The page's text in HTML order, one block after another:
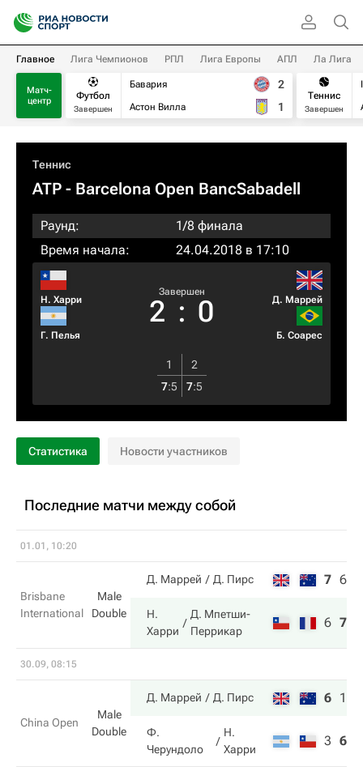
Главное Лига Чемпионов РПЛ Лига Европы АПЛ Ла Лига
Матч-
центр
Футбол
Завершен
Бавария
Астон Вилла
2
1
Теннис
Завершен
Теннис
ATP - Barcelona Open BancSabadell
Раунд:
1/8 финала
Время начала:
24.04.2018 в 17:10
Н. Харри
Г. Пелья
Завершен
2 : 0 Д. Маррей
Б. Соарес
1
2
7:5 7:5
Статистика Новости участников
Последние матчи между собой
01.01, 10:20
Brisbane
International
Male
Double
Д. Маррей Д. Пирс 7 6
Н.
Харри
Д. Мпетши-
Перрикар
6 7
30.09, 08:15
China Open
Male
Double
Д. Маррей Д. Пирс 6 1
Ф.
Черундоло
Н.
Харри
3 6